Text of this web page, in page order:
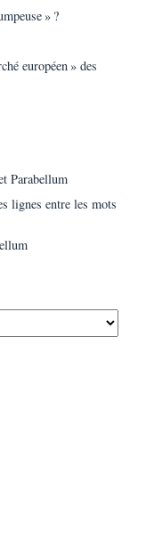
» ?
européen » des
Parabellum
lignes entre les mots